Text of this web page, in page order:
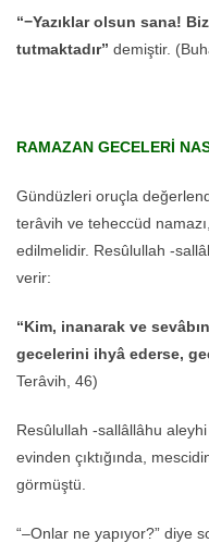
“−Yazıklar olsun sana!
tutmaktadır” demiştir.
RAMAZAN GECELERİ
Gündüzleri oruçla
terâvih ve teheccüd
edilmelidir. Resûlullah -
verir:
“Kim, inanarak ve
gecelerini ihyâ ederse,
Terâvih, 46)
Resûlullah -sallâllâhu
evinden çıktığında,
görmüştü.
“–Onlar ne yapıyor?” diye